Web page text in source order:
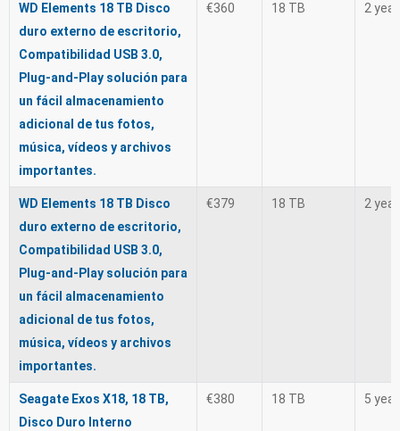
WD Elements 18 TB Disco
duro externo de escritorio,
Compatibilidad USB 3.0,
Plug-and-Play solución para
un fácil almacenamiento
adicional de tus fotos,
música, vídeos y archivos
importantes.
€360 18 TB 2
WD Elements 18 TB Disco
duro externo de escritorio,
Compatibilidad USB 3.0,
Plug-and-Play solución para
un fácil almacenamiento
adicional de tus fotos,
música, vídeos y archivos
importantes.
€379 18 TB 2
Seagate Exos X18, 18 TB,
Disco Duro Interno
€380 18 TB 5